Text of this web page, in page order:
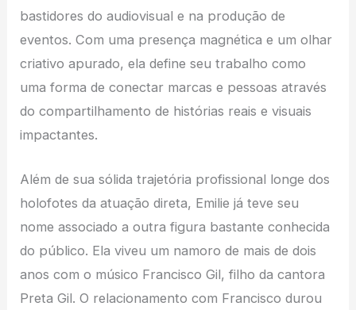
bastidores do audiovisual e na produção de
eventos. Com uma presença magnética e um olhar
criativo apurado, ela define seu trabalho como
uma forma de conectar marcas e pessoas através
do compartilhamento de histórias reais e visuais
impactantes.
Além de sua sólida trajetória profissional longe dos
holofotes da atuação direta, Emilie já teve seu
nome associado a outra figura bastante conhecida
do público. Ela viveu um namoro de mais de dois
anos com o músico Francisco Gil, filho da cantora
Preta Gil. O relacionamento com Francisco durou